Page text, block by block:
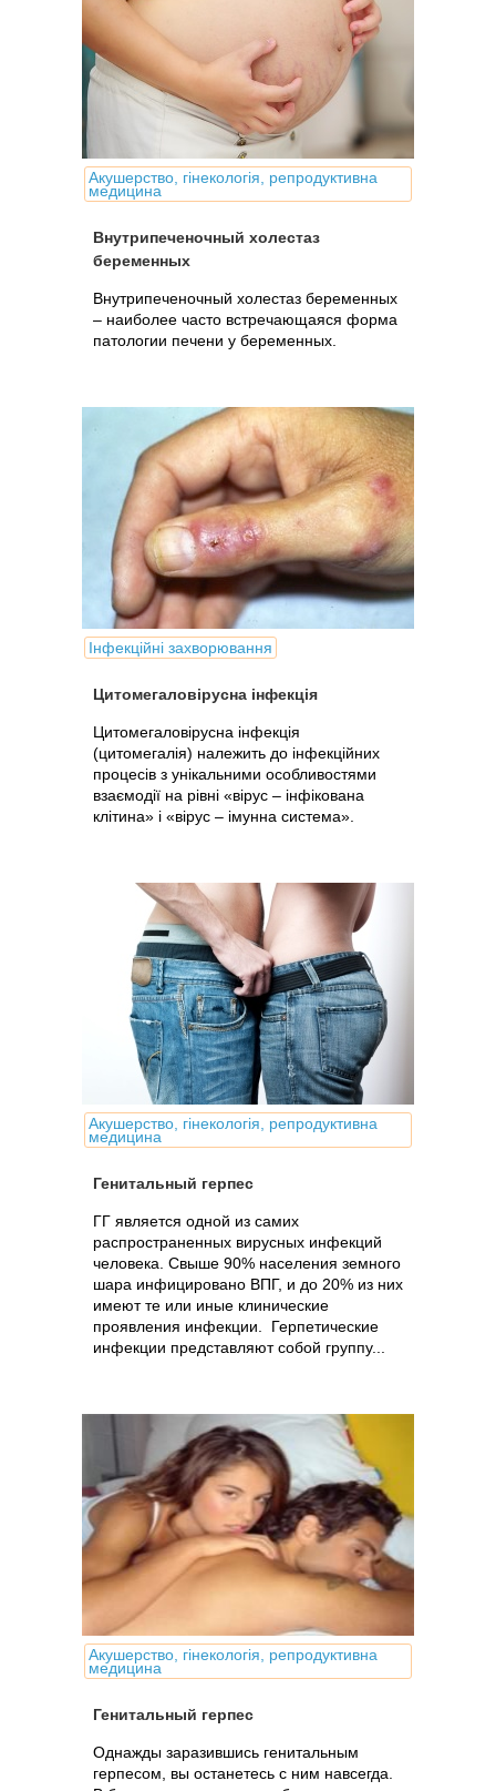
Акушерство, гінекологія, репродуктивна
медицина
Внутрипеченочный холестаз
беременных
Внутрипеченочный холестаз беременных
– наиболее часто встречающаяся форма
патологии печени у беременных.
Інфекційні захворювання
Цитомегаловірусна інфекція
Цитомегаловірусна інфекція
(цитомегалія) належить до інфекційних
процесів з унікальними особливостями
взаємодії на рівні «вірус – інфікована
клітина» і «вірус – імунна система».
Акушерство, гінекологія, репродуктивна
медицина
Генитальный герпес
ГГ является одной из самих
распространенных вирусных инфекций
человека. Свыше 90% населения земного
шара инфицировано ВПГ, и до 20% из них
имеют те или иные клинические
проявления инфекции. Герпетические
инфекции представляют собой группу...
Акушерство, гінекологія, репродуктивна
медицина
Генитальный герпес
Однажды заразившись генитальным
герпесом, вы останетесь с ним навсегда.